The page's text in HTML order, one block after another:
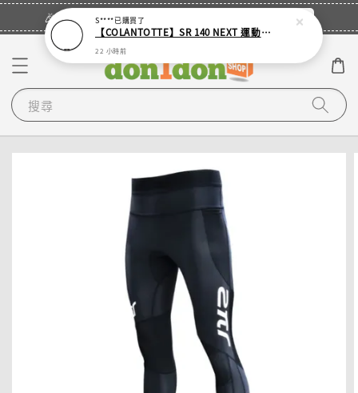
🎉登入會員・領取您的專屬折扣券！ 立即登入
搜尋
S****已購買了
【COLANTOTTE】SR 140 NEXT 運動機能磁石項圈
22 小時前